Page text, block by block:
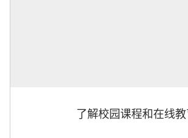
了解校园课程和在线